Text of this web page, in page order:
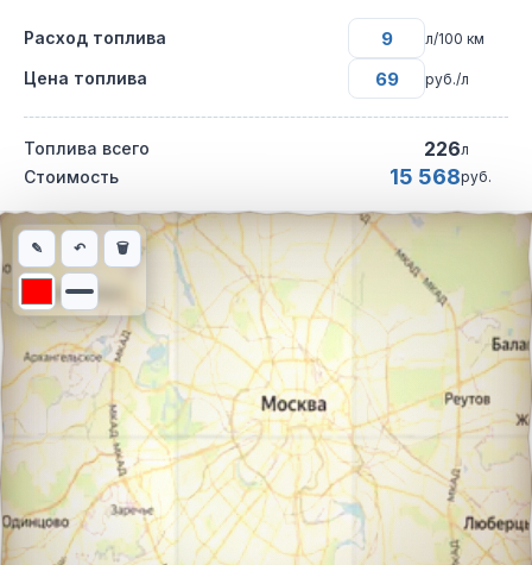
Расход топлива л/100 км
Цена топлива руб./л
Топлива всего 226л
Стоимость 15 568руб.
Интерактивная карта автомобильного маршрута из города
✎ ↶ 🗑